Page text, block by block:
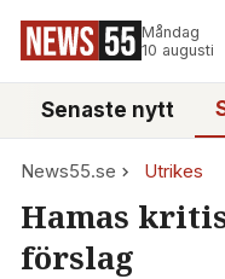
Måndag
10 augusti
Senaste nytt
News55.se Utrikes
​Hamas
förslag